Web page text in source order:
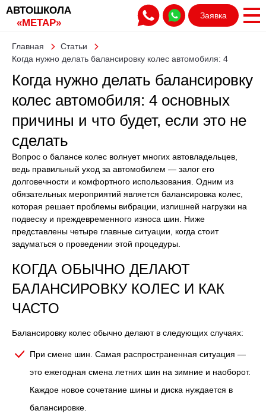
АВТОШКОЛА
«МЕТАР»
Заявка
Главная
Статьи
Когда нужно делать балансировку колес автомобиля: 4
Когда нужно делать балансировку
колес автомобиля: 4 основных
причины и что будет, если это не
сделать
Вопрос о балансе колес волнует многих автовладельцев,
ведь правильный уход за автомобилем — залог его
долговечности и комфортного использования. Одним из
обязательных мероприятий является балансировка колес,
которая решает проблемы вибрации, излишней нагрузки на
подвеску и преждевременного износа шин. Ниже
представлены четыре главные ситуации, когда стоит
задуматься о проведении этой процедуры.
КОГДА ОБЫЧНО ДЕЛАЮТ
БАЛАНСИРОВКУ КОЛЕС И КАК
ЧАСТО
Балансировку колес обычно делают в следующих случаях:
При смене шин. Самая распространенная ситуация —
это ежегодная смена летних шин на зимние и наоборот.
Каждое новое сочетание шины и диска нуждается в
балансировке.